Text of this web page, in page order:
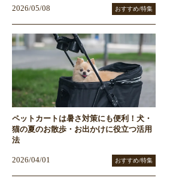
2026/05/08 おすすめ/特集
ペットカートは暑さ対策にも便利！犬・
猫の夏のお散歩・お出かけに役立つ活用
法
2026/04/01 おすすめ/特集